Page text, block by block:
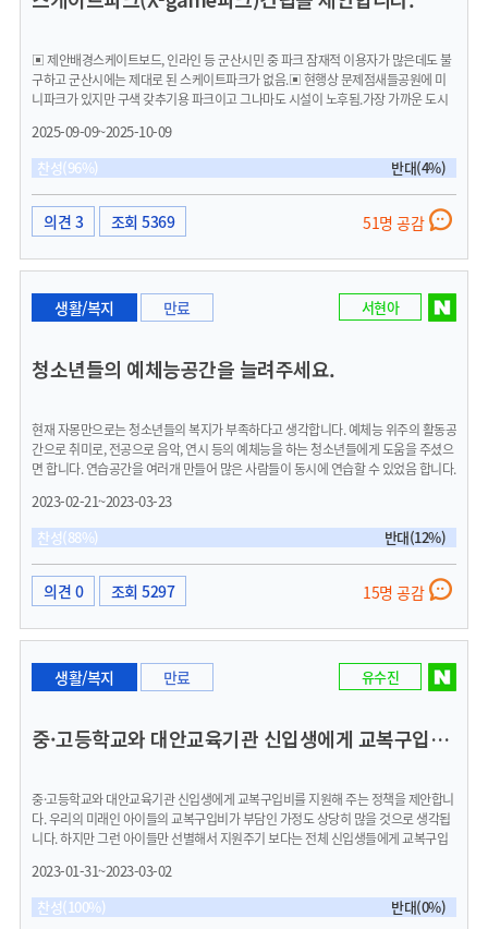
▣ 제안배경스케이트보드, 인라인 등 군산시민 중 파크 잠재적 이용자가 많은데도 불
구하고 군산시에는 제대로 된 스케이트파크가 없음.▣ 현행상 문제점새들공원에 미
니파크가 있지만 구색 갖추기용 파크이고 그나마도 시설이 노후됨.가장 가까운 도시
를 가기 위해서는 작년 준공된 예산 수암체육공원까지 가야합니다. 군산시는 공원 및
녹지 시설은 잘 되어있지만 청소년과 젊은층의 건전한 여가생활을 위한 스케이트파크
의 부재가 아쉬움.▣ 제안내용군산시민 전체가 접근성이 좋은 지역에 새롭게 만드는
것도 좋고, 여의치 않으면 은파 인라인스케이트장 리뉴얼 하는것도 좋다고 생각합니
다.▣ 기대효과서울 및 경기 지역 내의 스케이트파크는 공원 등과 잘 어우러져 주말마
다 많은 주민들이 이용하고 있습니다. 또한 스케이트파크는 건강한 레져활동이 가능
한 장소로서 군산시 청소년들의 건전한 취미생활에 도움이 될거라 확신합니다. 전북
지역에 제대로 된 스케이트파크가 없기 때문에 타지역 이용자도 늘어날 것이며 전북
을 대표하는 문화 지역구로 거듭날 것입니다.
2025-09-09~2025-10-09
찬성(96%)
반대(4%)
의견 3 조회 5369 51명 공감
생활/복지 만료 서현아
청소년들의 예체능공간을 늘려주세요.
현재 자몽만으로는 청소년들의 복지가 부족하다고 생각합니다. 예체능 위주의 활동공
간으로 취미로, 전공으로 음악, 연시 등의 예체능을 하는 청소년들에게 도움을 주셨으
면 합니다. 연습공간을 여러개 만들어 많은 사람들이 동시에 연습할 수 있었음 합니다.
청소년들이 더욱 즐기는 공간이 되었으면 합니다.
2023-02-21~2023-03-23
찬성(88%)
반대(12%)
의견 0 조회 5297 15명 공감
생활/복지 만료 유수진
중·고등학교와 대안교육기관 신입생에게 교복구입비 지원
중·고등학교와 대안교육기관 신입생에게 교복구입비를 지원해 주는 정책을 제안합니
다. 우리의 미래인 아이들의 교복구입비가 부담인 가정도 상당히 많을 것으로 생각됩
니다. 하지만 그런 아이들만 선별해서 지원주기 보다는 전체 신입생들에게 교복구입
몇 년째 이 사업을 해오고 있는데요. 관내 중·고등학교와 대안교육기관 신입생 전체에
게 교복비 30만원씩을 지원해 오고 있습니다. 이러한 정책을 우리 군산시에서도 타 지
자체를 벤치마킹 하시어, 자라나는 우리 아이들에게 교복비를 지원주셨으면 합니다.
2023-01-31~2023-03-02
찬성(100%)
반대(0%)